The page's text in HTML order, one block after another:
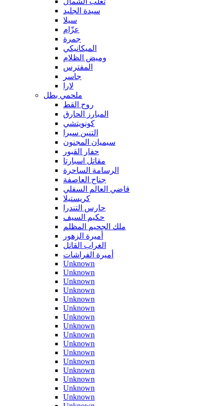
سيدة الجليد
سيلا
عزّام
جمرة
الميكانيكي
وميض الظلام
المفترس
جاسر
لارا
ملحمي بطل
روح القط
المبارز الحارق
كونويتشي
التنين سيرا
سيميان المجنون
حفار القبور
مقاتل اسبارتا
الرسامة الساحرة
جناح العاصفة
قاضي العالم السفلي
كريستيلا
حارس التندرا
حكيم السيف
ملك الجحيم المظلم
أميرة الزهور
الغراب القاتل
أميرة الفراشات
Unknown
Unknown
Unknown
Unknown
Unknown
Unknown
Unknown
Unknown
Unknown
Unknown
Unknown
Unknown
Unknown
Unknown
Unknown
Unknown